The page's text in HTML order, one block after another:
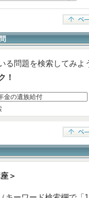
る問題を検索してみよ
！
＞